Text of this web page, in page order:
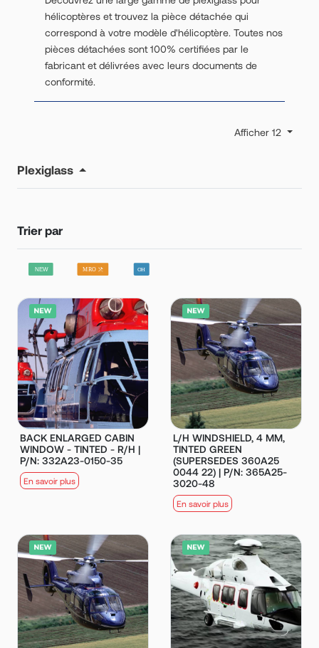
hélicoptères et trouvez la pièce détachée qui
correspond à votre modèle d'hélicoptère. Toutes nos
pièces détachées sont 100% certifiées par le
fabricant et délivrées avec leurs documents de
conformité.
Afficher 12
Plexiglass
Trier par
BACK ENLARGED CABIN
WINDOW - TINTED - R/H |
P/N: 332A23-0150-35
En savoir plus
L/H WINDSHIELD, 4 MM,
TINTED GREEN
(SUPERSEDES 360A25
0044 22) | P/N: 365A25-
3020-48
En savoir plus